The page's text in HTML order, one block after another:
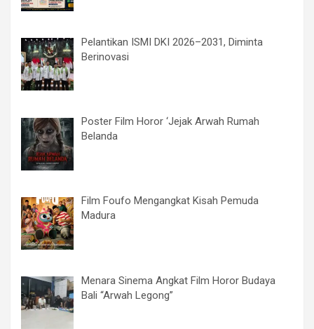
Pelantikan ISMI DKI 2026–2031, Diminta
Berinovasi
Poster Film Horor ‘Jejak Arwah Rumah
Belanda
Film Foufo Mengangkat Kisah Pemuda
Madura
Menara Sinema Angkat Film Horor Budaya
Bali “Arwah Legong”